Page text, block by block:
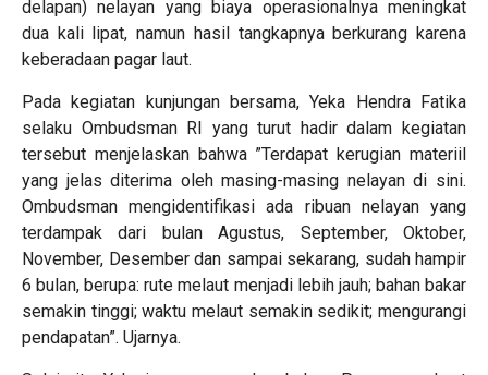
delapan) nelayan yang biaya operasionalnya meningkat
dua kali lipat, namun hasil tangkapnya berkurang karena
keberadaan pagar laut.
Pada kegiatan kunjungan bersama, Yeka Hendra Fatika
selaku Ombudsman RI yang turut hadir dalam kegiatan
tersebut menjelaskan bahwa ”Terdapat kerugian materiil
yang jelas diterima oleh masing-masing nelayan di sini.
Ombudsman mengidentifikasi ada ribuan nelayan yang
terdampak dari bulan Agustus, September, Oktober,
November, Desember dan sampai sekarang, sudah hampir
6 bulan, berupa: rute melaut menjadi lebih jauh; bahan bakar
semakin tinggi; waktu melaut semakin sedikit; mengurangi
pendapatan”. Ujarnya.